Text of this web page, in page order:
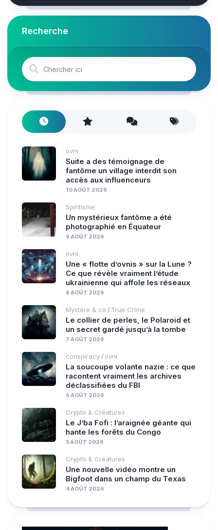
Recherche
ovni
Suite a des témoignage de
fantôme un village interdit son
accès aux influenceurs
10 AOÛT 2026
Spiritisme
Un mystérieux fantôme a été
photographié en Équateur
9 AOÛT 2026
ovni
Une « flotte d’ovnis » sur la Lune ?
Ce que révèle vraiment l’étude
ukrainienne qui affole les réseaux
8 AOÛT 2026
Mystère & co / True Crime
Le collier de perles, le Polaroid et
un secret gardé jusqu’à la tombe
7 AOÛT 2026
conspiracy / ovni
La soucoupe volante nazie : ce que
racontent vraiment les archives
déclassifiées du FBI
6 AOÛT 2026
Crypto & Créatures
Le J’ba Fofi : l’araignée géante qui
hante les forêts du Congo
5 AOÛT 2026
Crypto & Créatures
Une nouvelle vidéo montre un
Bigfoot dans un champ du Texas
4 AOÛT 2026